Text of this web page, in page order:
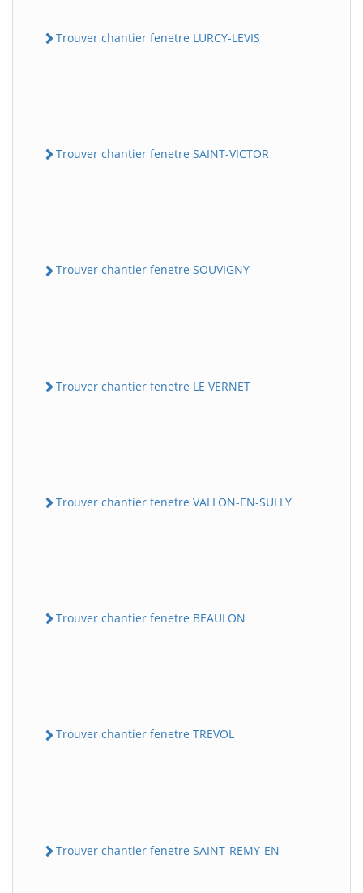
Trouver chantier fenetre LURCY-LEVIS
Trouver chantier fenetre SAINT-VICTOR
Trouver chantier fenetre SOUVIGNY
Trouver chantier fenetre LE VERNET
Trouver chantier fenetre VALLON-EN-SULLY
Trouver chantier fenetre BEAULON
Trouver chantier fenetre TREVOL
Trouver chantier fenetre SAINT-REMY-EN-